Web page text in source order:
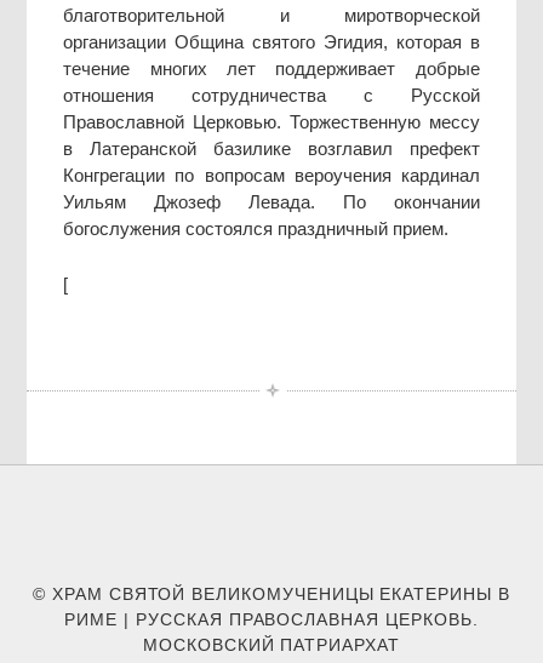
благотворительной и миротворческой
организации Община святого Эгидия, которая в
течение многих лет поддерживает добрые
отношения сотрудничества с Русской
Православной Церковью. Торжественную мессу
в Латеранской базилике возглавил префект
Конгрегации по вопросам вероучения кардинал
Уильям Джозеф Левада. По окончании
богослужения состоялся праздничный прием.
[
© ХРАМ СВЯТОЙ ВЕЛИКОМУЧЕНИЦЫ ЕКАТЕРИНЫ В
РИМЕ | РУССКАЯ ПРАВОСЛАВНАЯ ЦЕРКОВЬ.
МОСКОВСКИЙ ПАТРИАРХАТ